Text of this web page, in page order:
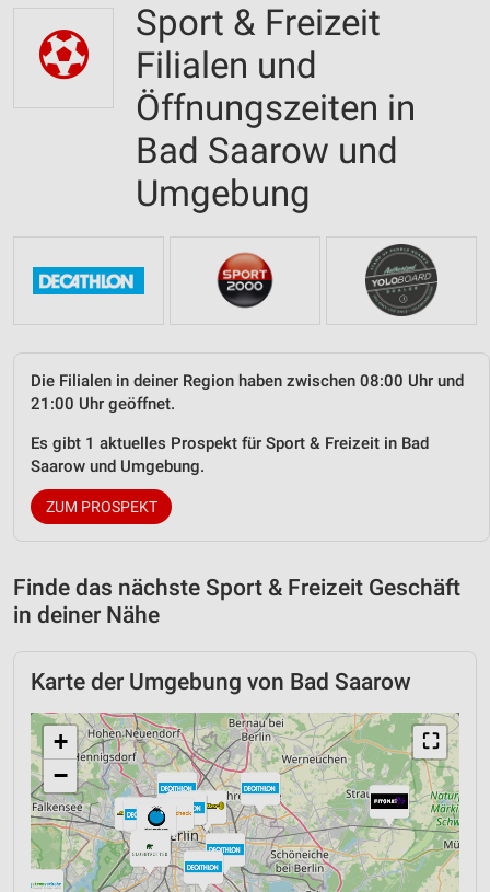
Sport & Freizeit
Filialen und
Öffnungszeiten in
Bad Saarow und
Umgebung
Die Filialen in deiner Region haben zwischen 08:00 Uhr und
21:00 Uhr geöffnet.
Es gibt 1 aktuelles Prospekt für Sport & Freizeit in Bad
Saarow und Umgebung.
ZUM PROSPEKT
Finde das nächste Sport & Freizeit Geschäft
in deiner Nähe
Karte der Umgebung von Bad Saarow
⛶
+
−